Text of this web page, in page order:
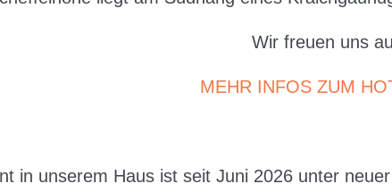
Wir freuen uns
MEHR INFOS ZUM
in unserem Haus ist seit Juni 2026 unter